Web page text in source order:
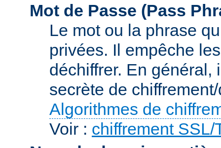
Mot de Passe (Pass
Le mot ou la phrase
privées. Il empêche
déchiffrer. En général,
secrète de
Algorithmes de
Voir : chiffrement SSL/